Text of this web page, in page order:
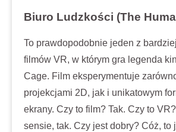
Biuro Ludzkości (The
To prawdopodobnie jeden z
filmów VR, w którym gra legenda
Cage. Film eksperymentuje
projekcjami 2D, jak i unikatowym
ekrany. Czy to film? Tak. Czy to
sensie, tak. Czy jest dobry? Cóż, to